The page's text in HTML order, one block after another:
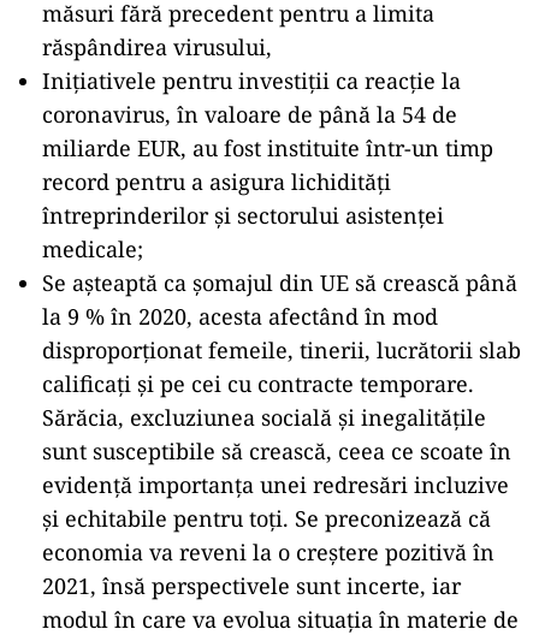
măsuri fără precedent pentru a limita
răspândirea virusului,
Iniţiativele pentru investiţii ca reacţie la
coronavirus, în valoare de până la 54 de
miliarde EUR, au fost instituite într-un timp
record pentru a asigura lichidităţi
întreprinderilor şi sectorului asistenţei
medicale;
Se aşteaptă ca şomajul din UE să crească până
la 9 % în 2020, acesta afectând în mod
disproporţionat femeile, tinerii, lucrătorii slab
calificaţi şi pe cei cu contracte temporare.
Sărăcia, excluziunea socială şi inegalităţile
sunt susceptibile să crească, ceea ce scoate în
evidenţă importanţa unei redresări incluzive
şi echitabile pentru toţi. Se preconizează că
economia va reveni la o creştere pozitivă în
2021, însă perspectivele sunt incerte, iar
modul în care va evolua situaţia în materie de